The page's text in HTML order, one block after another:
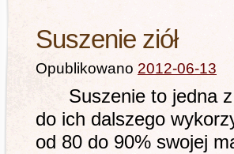
Suszenie ziół
Opublikowano 2012-06-13
Suszenie to jedna z
do ich dalszego
od 80 do 90% swojej